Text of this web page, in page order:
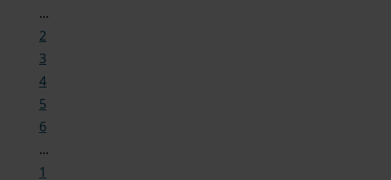
...
2
3
4
5
6
...
1